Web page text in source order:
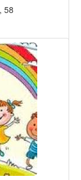
58